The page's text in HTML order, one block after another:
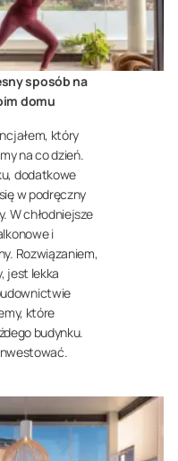
sposób na
domu
który
na co dzień.
dodatkowe
w podręczny
W chłodniejsze
i
Rozwiązaniem,
jest lekka
które
budynku.